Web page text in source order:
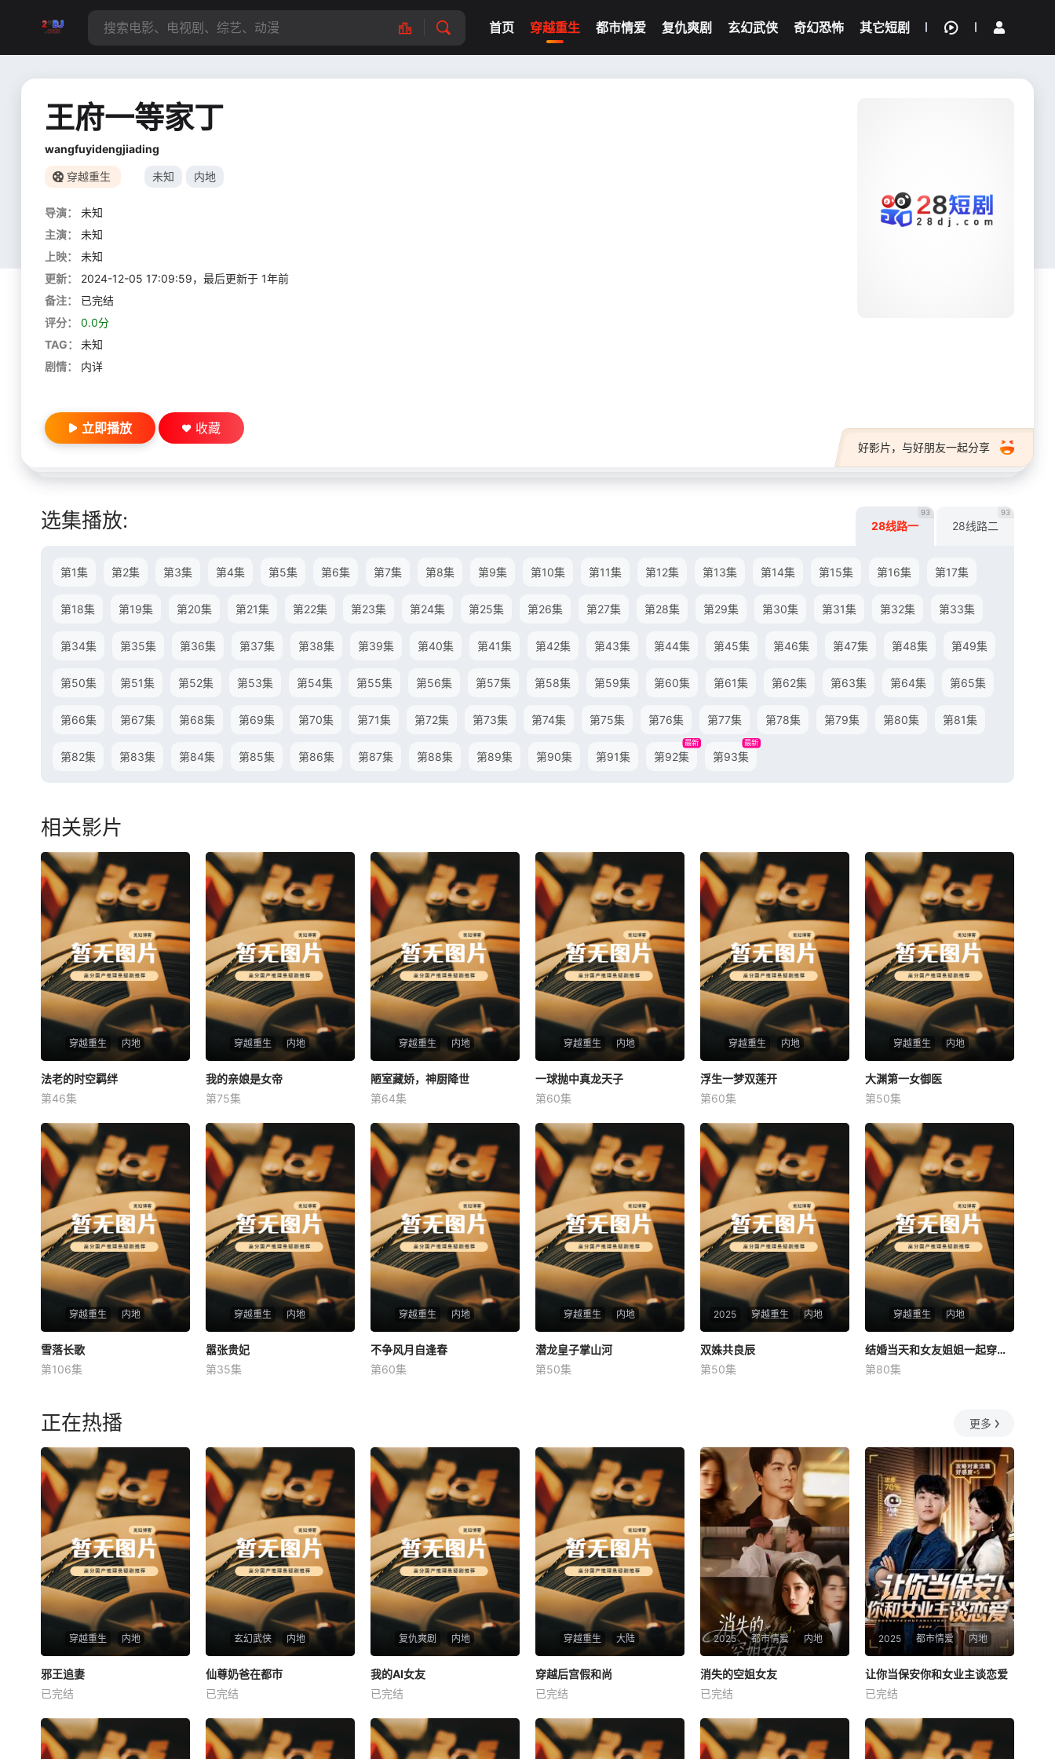
首页 穿越重生 都市情爱 复仇爽剧 玄幻武侠 奇幻恐怖 其它短剧
我的观影记录
王府一等家丁
wangfuyidengjiading
穿越重生 未知 内地
导演：
未知
主演：
未知
上映：
未知
更新：
2024-12-05 17:09:59，最后更新于 1年前
备注：
已完结
评分：
0.0分
TAG：
未知
剧情：
内详
好影片，与好朋友一起分享
立即播放 收藏
选集播放: 28线路一
93
28线路二
93
第1集 第2集 第3集 第4集 第5集 第6集 第7集 第8集 第9集 第10集 第11集 第12集 第13集 第14集 第15集 第16集 第17集
第18集 第19集 第20集 第21集 第22集 第23集 第24集 第25集 第26集 第27集 第28集 第29集 第30集 第31集 第32集 第33集
第34集 第35集 第36集 第37集 第38集 第39集 第40集 第41集 第42集 第43集 第44集 第45集 第46集 第47集 第48集 第49集
第50集 第51集 第52集 第53集 第54集 第55集 第56集 第57集 第58集 第59集 第60集 第61集 第62集 第63集 第64集 第65集
第66集 第67集 第68集 第69集 第70集 第71集 第72集 第73集 第74集 第75集 第76集 第77集 第78集 第79集 第80集 第81集
第82集 第83集 第84集 第85集 第86集 第87集 第88集 第89集 第90集 第91集 第92集
最新
第93集
最新
相关影片
穿越重生 内地
法老的时空羁绊
未知
法老的时空羁绊
第46集
穿越重生 内地
我的亲娘是女帝
未知
我的亲娘是女帝
第75集
穿越重生 内地
陋室藏娇，神厨降世
未知
陋室藏娇，神厨降世
第64集
穿越重生 内地
一球抛中真龙天子
未知
一球抛中真龙天子
第60集
穿越重生 内地
浮生一梦双莲开
未知
浮生一梦双莲开
第60集
穿越重生 内地
大渊第一女御医
未知
大渊第一女御医
第50集
穿越重生 内地
雪落长歌
未知
雪落长歌
第106集
穿越重生 内地
嚣张贵妃
未知
嚣张贵妃
第35集
穿越重生 内地
不争风月自逢春
未知
不争风月自逢春
第60集
穿越重生 内地
潜龙皇子掌山河
未知
潜龙皇子掌山河
第50集
2025 穿越重生 内地
双姝共良辰
未知
双姝共良辰
第50集
穿越重生 内地
结婚当天和女友姐姐一起穿越了
何釗遠、邵依蕊
结婚当天和女友姐姐一起穿越了
第80集
正在热播 更多
穿越重生 内地
邪王追妻
未知
邪王追妻
已完结
玄幻武侠 内地
仙尊奶爸在都市
未知
仙尊奶爸在都市
已完结
复仇爽剧 内地
我的AI女友
未知
我的AI女友
已完结
穿越重生 大陆
穿越后宫假和尚
未知
穿越后宫假和尚
已完结
2025 都市情爱 内地
消失的空姐女友
未知
消失的空姐女友
已完结
2025 都市情爱 内地
未知
让你当保安你和女业主谈恋爱
已完结